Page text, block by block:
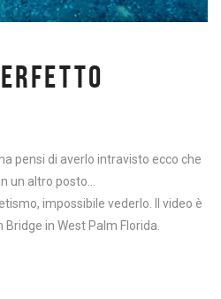
pensi di averlo intravisto ecco che
un altro posto…
impossibile vederlo. Il video è
in West Palm Florida.